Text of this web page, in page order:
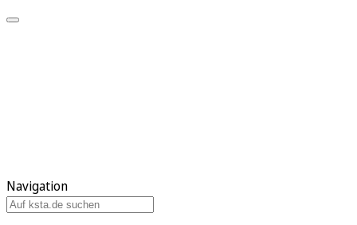
Navigation